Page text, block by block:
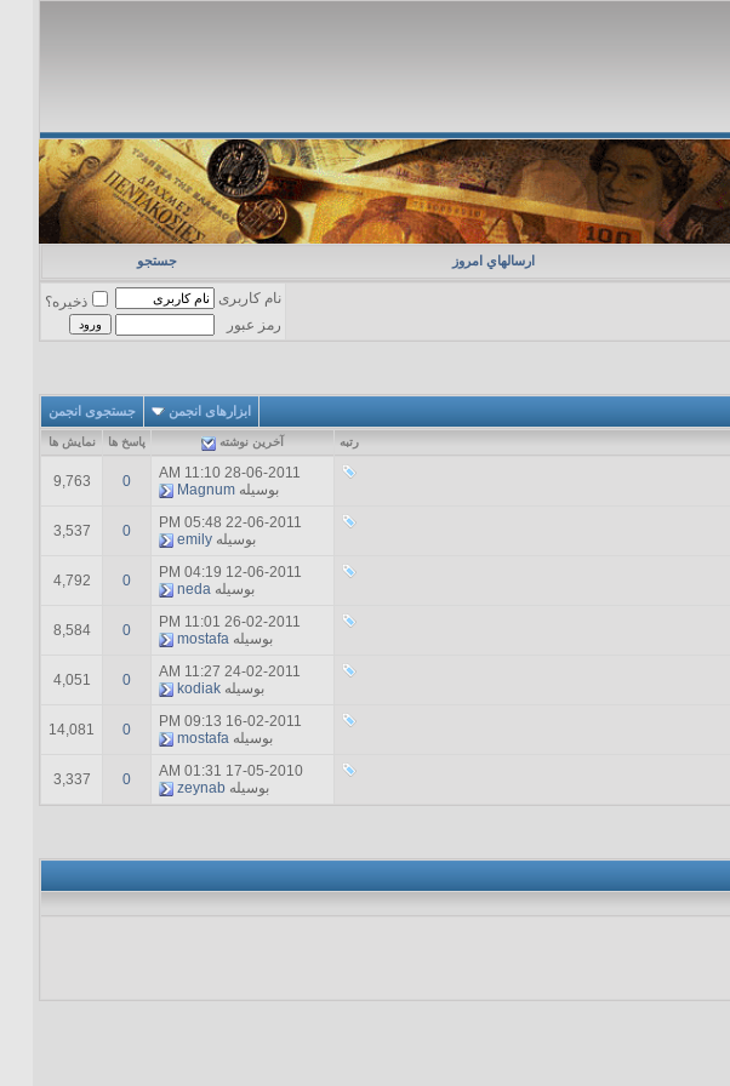
ارسالهاي امروز جستجو
نام کاربری
ذخیره؟
رمز عبور
ابزارهای انجمن جستجوی انجمن
رتبه آخرين نوشته پاسخ ها نمایش ها
28-06-2011
11:10 AM
بوسیله Magnum
0
9,763
22-06-2011
05:48 PM
بوسیله emily
0
3,537
12-06-2011
04:19 PM
بوسیله neda
0
4,792
26-02-2011
11:01 PM
بوسیله mostafa
0
8,584
24-02-2011
11:27 AM
بوسیله kodiak
0
4,051
16-02-2011
09:13 PM
بوسیله mostafa
0
14,081
17-05-2010
01:31 AM
بوسیله zeynab
0
3,337